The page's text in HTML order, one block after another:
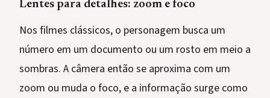
Lentes para detalhes: zoom e foco
Nos filmes clássicos, o personagem busca um
número em um documento ou um rosto em meio a
sombras. A câmera então se aproxima com um
zoom ou muda o foco, e a informação surge como